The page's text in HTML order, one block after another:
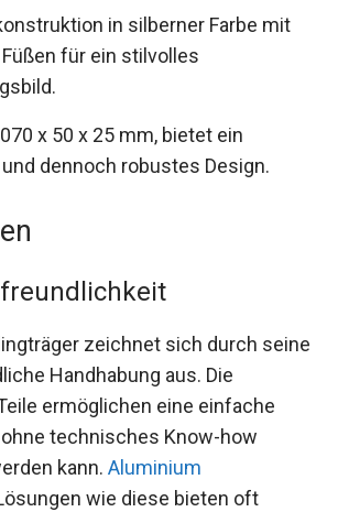
in silberner Farbe mit
für ein stilvolles
x 50 x 25 mm, bietet ein
dennoch robustes Design.
zeichnet sich durch seine
Handhabung aus. Die
ermöglichen eine einfache
technisches Know-how
kann. Aluminium
wie diese bieten oft